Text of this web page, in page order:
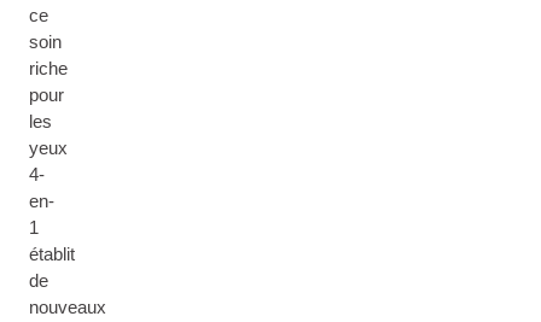
ce
soin
riche
pour
les
yeux
4-
en-
1
établit
de
nouveaux